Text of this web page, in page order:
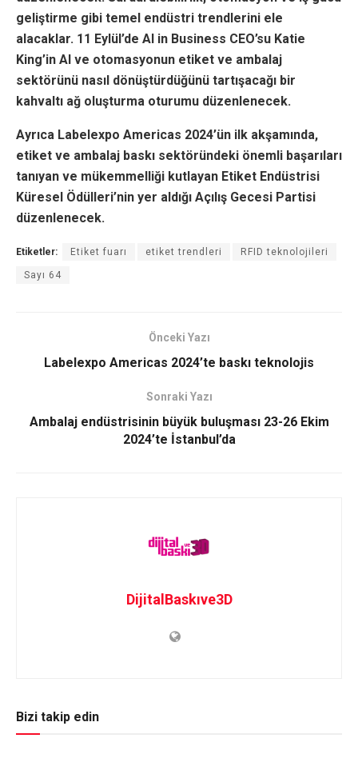
geliştirme gibi temel endüstri trendlerini ele
alacaklar. 11 Eylül’de AI in Business CEO’su Katie
King’in AI ve otomasyonun etiket ve ambalaj
sektörünü nasıl dönüştürdüğünü tartışacağı bir
kahvaltı ağ oluşturma oturumu düzenlenecek.
Ayrıca Labelexpo Americas 2024’ün ilk akşamında,
etiket ve ambalaj baskı sektöründeki önemli başarıları
tanıyan ve mükemmelliği kutlayan Etiket Endüstrisi
Küresel Ödülleri’nin yer aldığı Açılış Gecesi Partisi
düzenlenecek.
Etiketler: Etiket fuarı etiket trendleri RFID teknolojileri
Sayı 64
Önceki Yazı
Labelexpo Americas 2024’te baskı teknolojis
Sonraki Yazı
Ambalaj endüstrisinin büyük buluşması 23-26 Ekim
2024’te İstanbul’da
DijitalBaskıve3D
Bizi takip edin